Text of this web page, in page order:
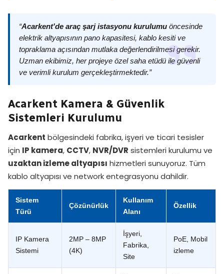
“Acarkent'de araç şarj istasyonu kurulumu öncesinde
elektrik altyapısının pano kapasitesi, kablo kesiti ve
topraklama açısından mutlaka değerlendirilmesi gerekir.
Uzman ekibimiz, her projeye özel saha etüdü ile güvenli
ve verimli kurulum gerçekleştirmektedir.”
Acarkent Kamera & Güvenlik
Sistemleri Kurulumu
Acarkent bölgesindeki fabrika, işyeri ve ticari tesisler
için IP kamera, CCTV, NVR/DVR sistemleri kurulumu ve
uzaktan izleme altyapısı hizmetleri sunuyoruz. Tüm
kablo altyapısı ve network entegrasyonu dahildir.
Sistem
Türü
Çözünürlük
Kullanım
Alanı
Özellik
IP Kamera
Sistemi
2MP – 8MP
(4K)
İşyeri,
Fabrika,
Site
PoE, Mobil
izleme